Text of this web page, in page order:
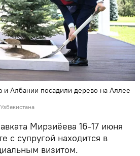
и Албании посадили дерево на Аллее
Мирзиёева 16-17 июня
с супругой находится в
визитом.